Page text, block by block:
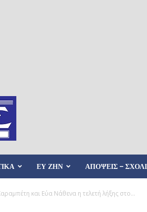
ΕΥ ΖΗΝ ΑΠΟΨΕΙΣ –
και Εύα Νάθενα η τελετή λήξης στο...